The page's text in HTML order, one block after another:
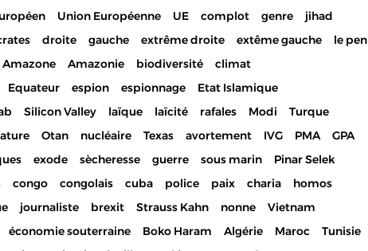
Union Européenne UE complot genre
jihad
droite gauche extrême droite extême gauche
le pen
Amazone Amazonie biodiversité
climat
Equateur espion espionnage
Etat Islamique
Silicon Valley laïque laïcité rafales Modi
Turque
Otan nucléaire Texas avortement IVG PMA
GPA
exode sècheresse guerre sous marin
Pinar Selek
congo congolais cuba police paix charia
homos
journaliste brexit Strauss Kahn nonne
Vietnam
économie souterraine Boko Haram Algérie Maroc
Tunisie